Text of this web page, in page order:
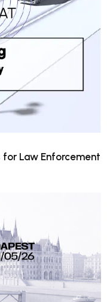
for Law Enforcement